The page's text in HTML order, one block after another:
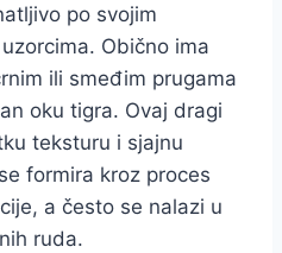
po svojim
Obično ima
ili smeđim prugama
oku tigra. Ovaj dragi
teksturu i sjajnu
formira kroz proces
a često se nalazi u
ruda.